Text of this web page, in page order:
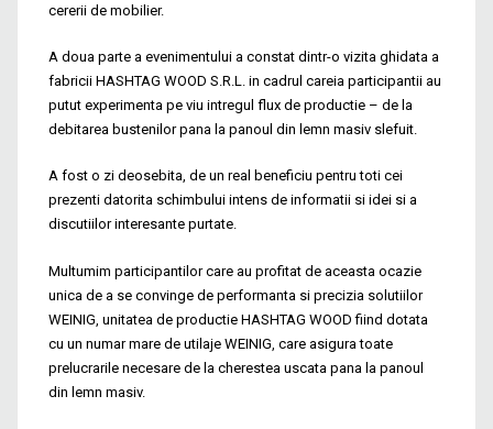
cererii de mobilier.
A doua parte a evenimentului a constat dintr-o vizita ghidata a
fabricii HASHTAG WOOD S.R.L. in cadrul careia participantii au
putut experimenta pe viu intregul flux de productie – de la
debitarea bustenilor pana la panoul din lemn masiv slefuit.
A fost o zi deosebita, de un real beneficiu pentru toti cei
prezenti datorita schimbului intens de informatii si idei si a
discutiilor interesante purtate.
Multumim participantilor care au profitat de aceasta ocazie
unica de a se convinge de performanta si precizia solutiilor
WEINIG, unitatea de productie HASHTAG WOOD fiind dotata
cu un numar mare de utilaje WEINIG, care asigura toate
prelucrarile necesare de la cherestea uscata pana la panoul
din lemn masiv.